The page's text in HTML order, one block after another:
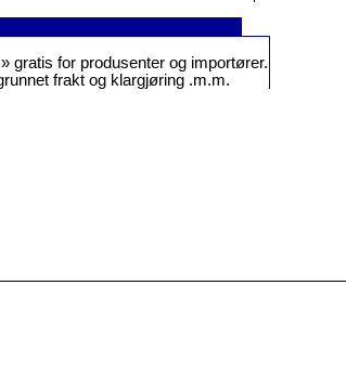
gratis for produsenter og importører.
frakt og klargjøring .m.m.